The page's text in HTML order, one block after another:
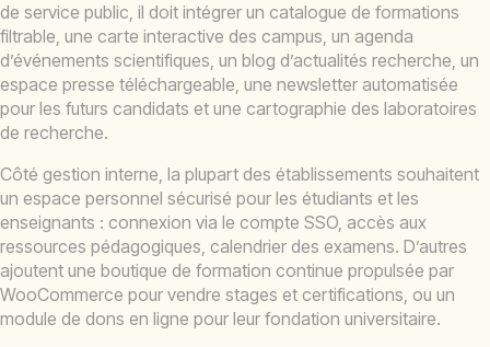
de service public, il doit intégrer un catalogue de formations
filtrable, une carte interactive des campus, un agenda
d’événements scientifiques, un blog d’actualités recherche, un
espace presse téléchargeable, une newsletter automatisée
pour les futurs candidats et une cartographie des laboratoires
de recherche.
Côté gestion interne, la plupart des établissements souhaitent
un espace personnel sécurisé pour les étudiants et les
enseignants : connexion via le compte SSO, accès aux
ressources pédagogiques, calendrier des examens. D’autres
ajoutent une boutique de formation continue propulsée par
WooCommerce pour vendre stages et certifications, ou un
module de dons en ligne pour leur fondation universitaire.